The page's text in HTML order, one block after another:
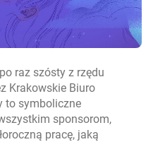
raz szósty z rzędu
Krakowskie Biuro
to symboliczne
sponsorom,
pracę, jaką